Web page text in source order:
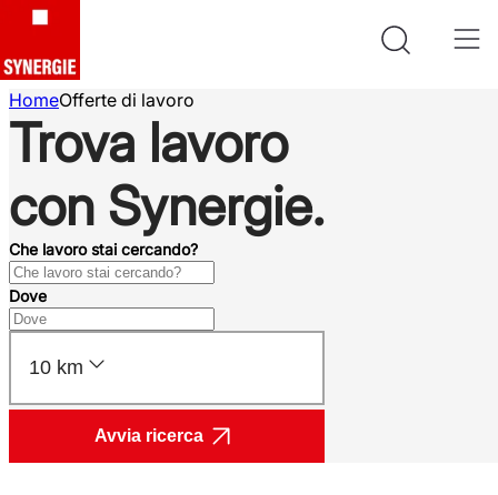
HomeOfferte di lavoro
Trova lavoro
con Synergie.
Che lavoro stai cercando?
Dove
10 km
Avvia ricerca